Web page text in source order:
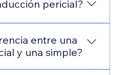
pericial?
traductor autorizado
(en nuestro caso, el
entre una
y una simple?